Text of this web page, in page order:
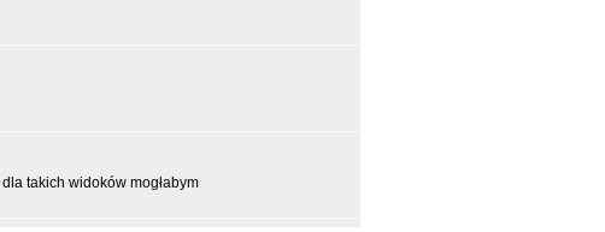
takich widoków mogłabym